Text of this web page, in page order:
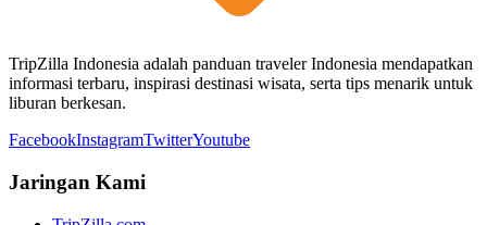
TripZilla Indonesia adalah panduan traveler Indonesia mendapatkan
informasi terbaru, inspirasi destinasi wisata, serta tips menarik untuk
liburan berkesan.
FacebookInstagramTwitterYoutube
Jaringan Kami